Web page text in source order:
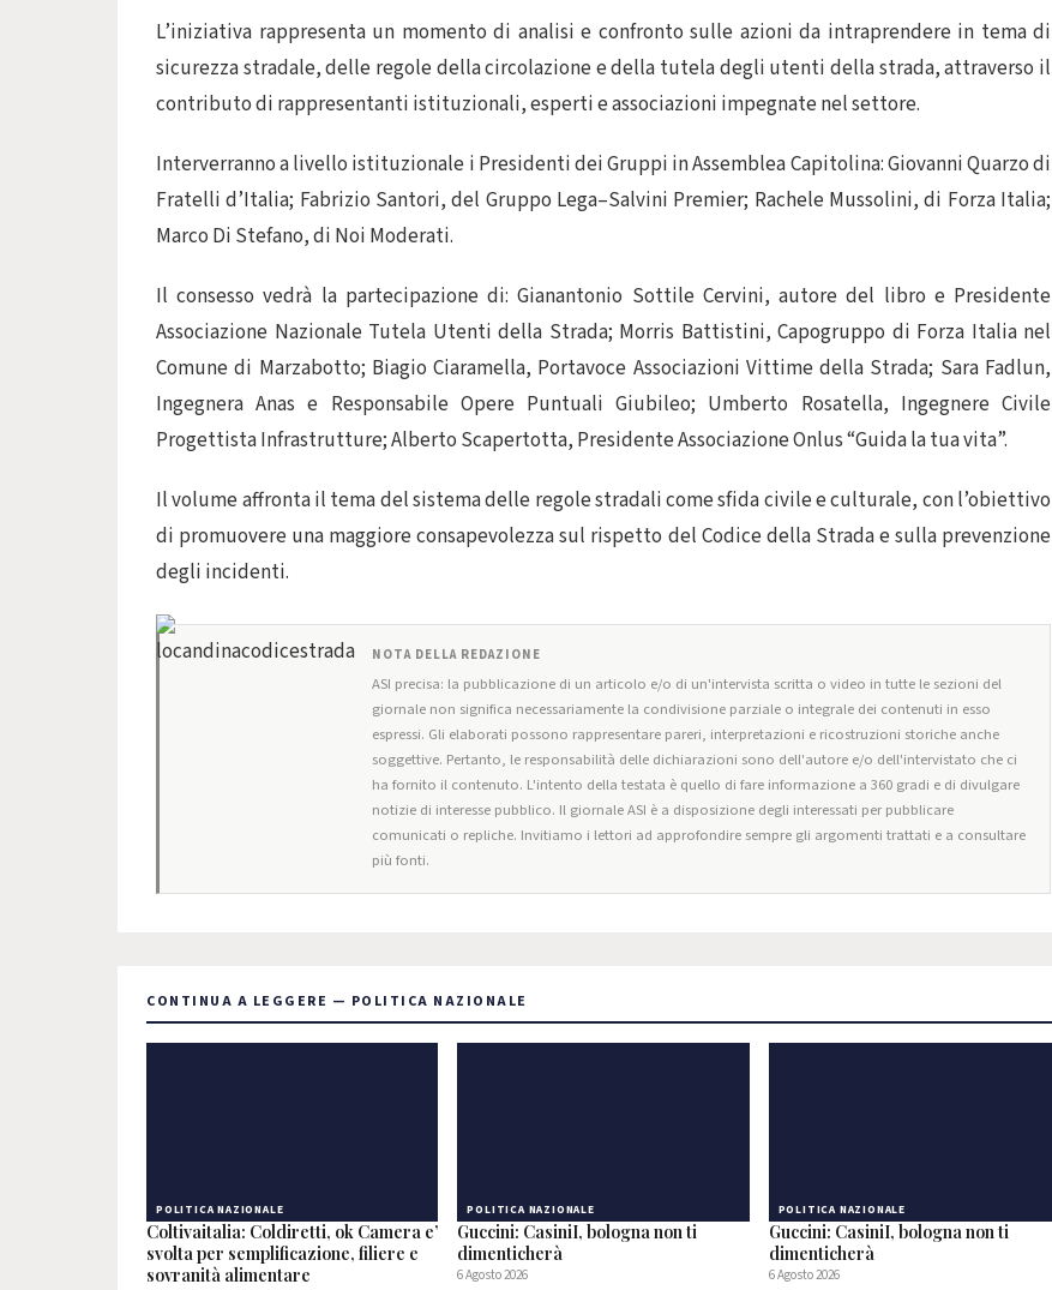
L’iniziativa rappresenta un momento di analisi e confronto sulle azioni da intraprendere in tema di
sicurezza stradale, delle regole della circolazione e della tutela degli utenti della strada, attraverso il
contributo di rappresentanti istituzionali, esperti e associazioni impegnate nel settore.
Interverranno a livello istituzionale i Presidenti dei Gruppi in Assemblea Capitolina: Giovanni Quarzo di
Fratelli d’Italia; Fabrizio Santori, del Gruppo Lega–Salvini Premier; Rachele Mussolini, di Forza Italia;
Marco Di Stefano, di Noi Moderati.
Il consesso vedrà la partecipazione di: Gianantonio Sottile Cervini, autore del libro e Presidente
Associazione Nazionale Tutela Utenti della Strada; Morris Battistini, Capogruppo di Forza Italia nel
Comune di Marzabotto; Biagio Ciaramella, Portavoce Associazioni Vittime della Strada; Sara Fadlun,
Ingegnera Anas e Responsabile Opere Puntuali Giubileo; Umberto Rosatella, Ingegnere Civile
Progettista Infrastrutture; Alberto Scapertotta, Presidente Associazione Onlus “Guida la tua vita”.
Il volume affronta il tema del sistema delle regole stradali come sfida civile e culturale, con l’obiettivo
di promuovere una maggiore consapevolezza sul rispetto del Codice della Strada e sulla prevenzione
degli incidenti.
NOTA DELLA REDAZIONE
ASI precisa: la pubblicazione di un articolo e/o di un'intervista scritta o video in tutte le sezioni del
giornale non significa necessariamente la condivisione parziale o integrale dei contenuti in esso
espressi. Gli elaborati possono rappresentare pareri, interpretazioni e ricostruzioni storiche anche
soggettive. Pertanto, le responsabilità delle dichiarazioni sono dell'autore e/o dell'intervistato che ci
ha fornito il contenuto. L'intento della testata è quello di fare informazione a 360 gradi e di divulgare
notizie di interesse pubblico. Il giornale ASI è a disposizione degli interessati per pubblicare
comunicati o repliche. Invitiamo i lettori ad approfondire sempre gli argomenti trattati e a consultare
più fonti.
CONTINUA A LEGGERE — POLITICA NAZIONALE
POLITICA NAZIONALE
Coltivaitalia: Coldiretti, ok Camera e’
svolta per semplificazione, filiere e
sovranità alimentare
POLITICA NAZIONALE
Guccini: CasiniI, bologna non ti
dimenticherà
6 Agosto 2026
POLITICA NAZIONALE
Guccini: CasiniI, bologna non ti
dimenticherà
6 Agosto 2026